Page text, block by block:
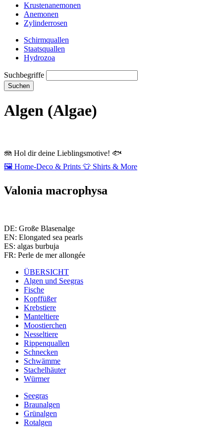
Krustenanemonen
Anemonen
Zylinderrosen
Schirmquallen
Staatsquallen
Hydrozoa
Suchbegriffe
Suchen
Algen (Algae)
🪼 Hol dir deine Lieblingsmotive! 🐟
🖼️ Home‑Deco & Prints 👕 Shirts & More
Valonia macrophysa
DE: Große Blasenalge
EN: Elongated sea pearls
ES: algas burbuja
FR: Perle de mer allongée
ÜBERSICHT
Algen und Seegras
Fische
Kopffüßer
Krebstiere
Manteltiere
Moostierchen
Nesseltiere
Rippenquallen
Schnecken
Schwämme
Stachelhäuter
Würmer
Seegras
Braunalgen
Grünalgen
Rotalgen